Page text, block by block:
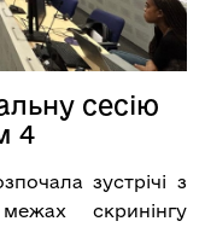
сесію
4
зустрічі з
скринінгу